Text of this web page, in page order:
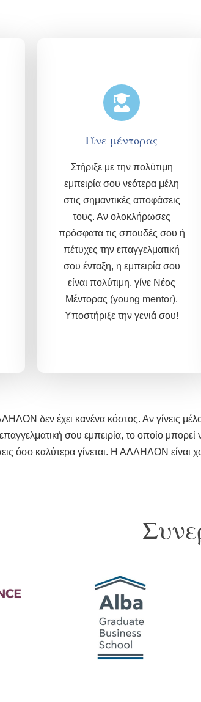
Γίνε μέντορας
Στήριξε με την πολύτιμη
εμπειρία σου νεότερα μέλη
στις σημαντικές αποφάσεις
τους. Αν ολοκλήρωσες
πρόσφατα τις σπουδές σου ή
πέτυχες την επαγγελματική
σου ένταξη, η εμπειρία σου
είναι πολύτιμη,γίνε Νέος
Μέντορας (young mentor).
Υποστήριξε την γενιά σου!
δεν έχει κανένα κόστος. Αν γίνεις
σου εμπειρία, το οποίο
όσο καλύτερα γίνεται. Η ΑΛΛΗΛΟΝ είναι